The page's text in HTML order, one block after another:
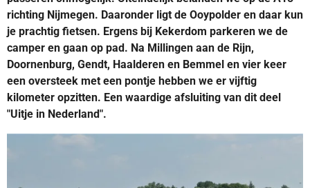
richting Nijmegen. Daaronder ligt de Ooypolder en daar kun
je prachtig fietsen. Ergens bij Kekerdom parkeren we de
camper en gaan op pad. Na Millingen aan de Rijn,
Doornenburg, Gendt, Haalderen en Bemmel en vier keer
een oversteek met een pontje hebben we er vijftig
kilometer opzitten. Een waardige afsluiting van dit deel
"Uitje in Nederland".